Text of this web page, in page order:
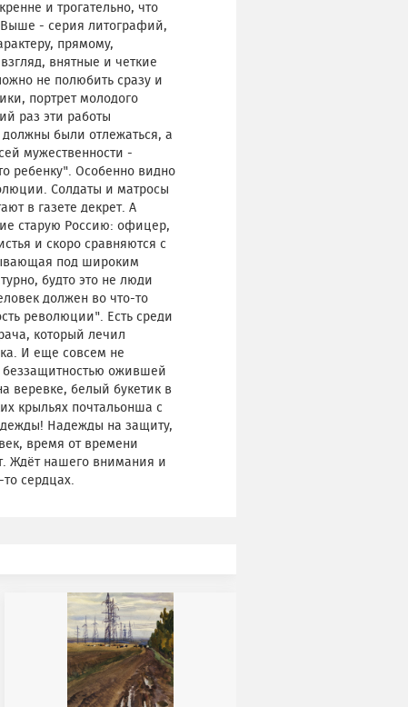
и трогательно, что
Выше - серия литографий,
прямому,
внятные и четкие
не полюбить сразу и
портрет молодого
раз эти работы
должны были отлежаться, а
мужественности -
ребенку". Особенно видно
Солдаты и матросы
в газете декрет. А
старую Россию: офицер,
и скоро сравняются с
под широким
будто это не люди
должен во что-то
революции". Есть среди
который лечил
И еще совсем не
беззащитностью ожившей
веревке, белый букетик в
крыльях почтальонша с
Надежды на защиту,
время от времени
Ждёт нашего внимания и
сердцах.